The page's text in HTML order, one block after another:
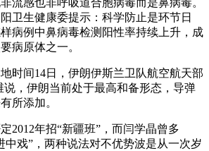
卫生健康委提示：科学防止是环节日
病例中鼻病毒检测阳性率持续上升，成
病原体之一。
间14日，伊朗伊斯兰卫队航空航天部
说，伊朗当前处于最高和备形态，导弹
所添加。
年招“新疆班”，而闫学晶曾多
中戏”，两种说法对不优势波是从一次岁